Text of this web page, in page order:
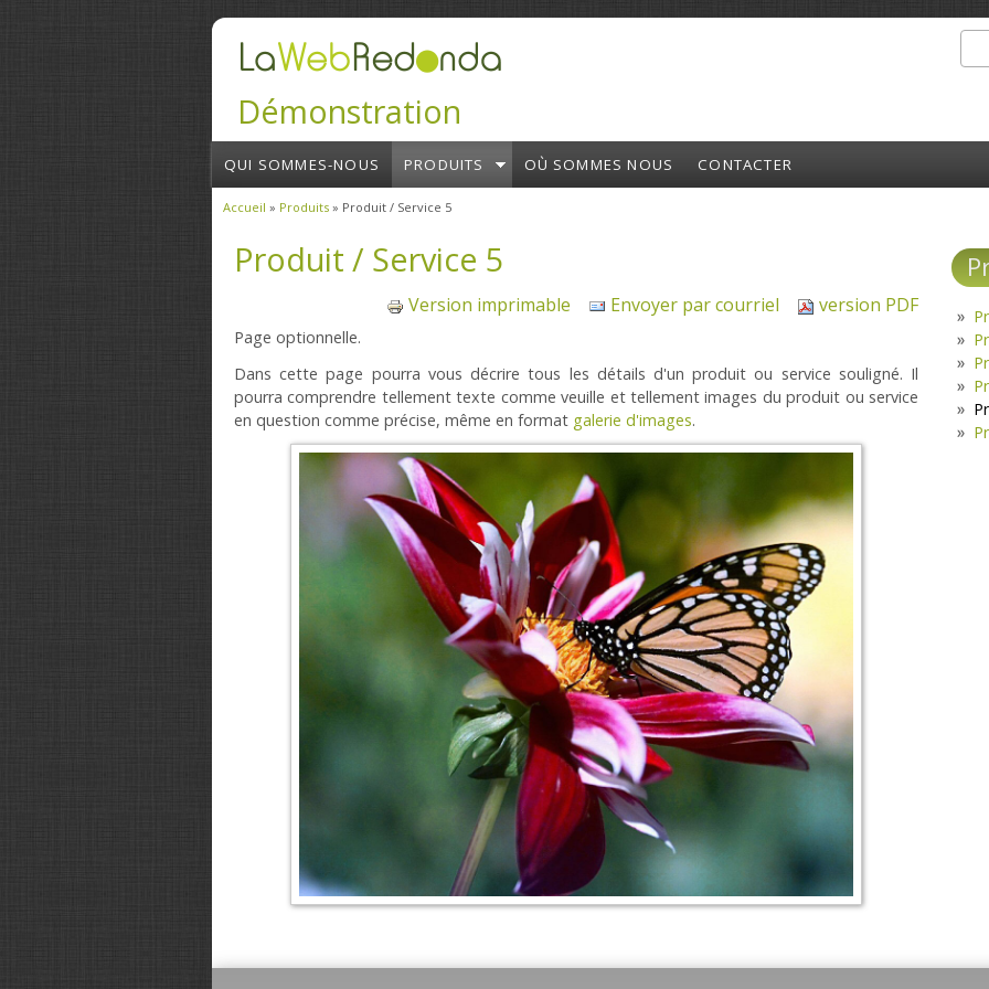
Démonstration
QUI SOMMES-NOUS PRODUITS OÙ SOMMES NOUS CONTACTER
Accueil » Produits » Produit / Service 5
Produit / Service 5
Version imprimable Envoyer par courriel version PDF
Page optionnelle.
Dans cette page pourra vous décrire tous les détails d'un produit ou service souligné. Il
pourra comprendre tellement texte comme veuille et tellement images du produit ou service
en question comme précise, même en format galerie d'images.